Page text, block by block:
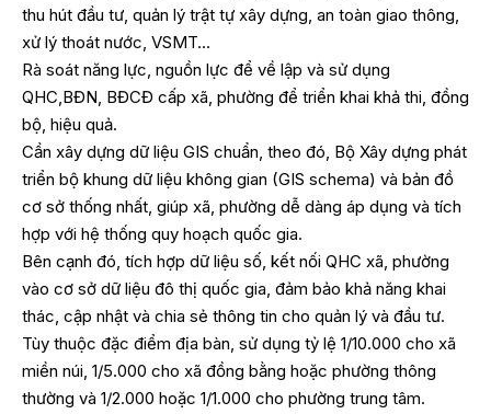
thu hút đầu tư, quản lý trật tự xây dựng, an toàn giao thông,
xử lý thoát nước, VSMT…
Rà soát năng lực, nguồn lực để về lập và sử dụng
QHC,BĐN, BĐCĐ cấp xã, phường để triển khai khả thi, đồng
bộ, hiệu quả.
Cần xây dựng dữ liệu GIS chuẩn, theo đó, Bộ Xây dựng phát
triển bộ khung dữ liệu không gian (GIS schema) và bản đồ
cơ sở thống nhất, giúp xã, phường dễ dàng áp dụng và tích
hợp với hệ thống quy hoạch quốc gia.
Bên cạnh đó, tích hợp dữ liệu số, kết nối QHC xã, phường
vào cơ sở dữ liệu đô thị quốc gia, đảm bảo khả năng khai
thác, cập nhật và chia sẻ thông tin cho quản lý và đầu tư.
Tùy thuộc đặc điểm địa bàn, sử dụng tỷ lệ 1/10.000 cho xã
miền núi, 1/5.000 cho xã đồng bằng hoặc phường thông
thường và 1/2.000 hoặc 1/1.000 cho phường trung tâm.